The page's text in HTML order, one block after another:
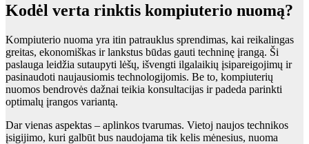
Kodėl verta rinktis kompiuterio nuomą?
Kompiuterio nuoma yra itin patrauklus sprendimas, kai reikalingas
greitas, ekonomiškas ir lankstus būdas gauti techninę įrangą. Ši
paslauga leidžia sutaupyti lėšų, išvengti ilgalaikių įsipareigojimų ir
pasinaudoti naujausiomis technologijomis. Be to, kompiuterių
nuomos bendrovės dažnai teikia konsultacijas ir padeda parinkti
optimalų įrangos variantą.
Dar vienas aspektas – aplinkos tvarumas. Vietoj naujos technikos
įsigijimo, kuri galbūt bus naudojama tik kelis mėnesius, nuoma